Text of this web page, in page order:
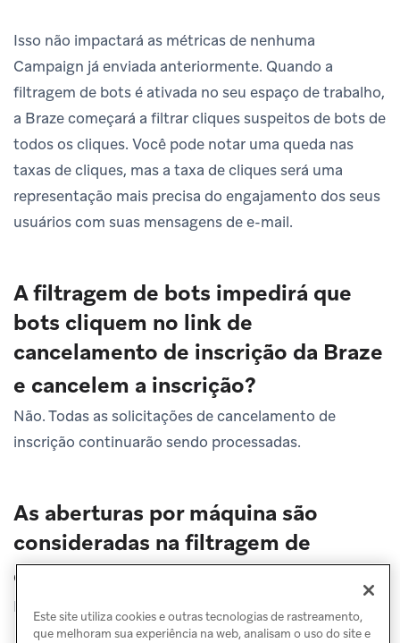
Isso não impactará as métricas de nenhuma
Campaign já enviada anteriormente. Quando a
filtragem de bots é ativada no seu espaço de trabalho,
a Braze começará a filtrar cliques suspeitos de bots de
todos os cliques. Você pode notar uma queda nas
taxas de cliques, mas a taxa de cliques será uma
representação mais precisa do engajamento dos seus
usuários com suas mensagens de e-mail.
A filtragem de bots impedirá que
bots cliquem no link de
cancelamento de inscrição da Braze
e cancelem a inscrição?
Não. Todas as solicitações de cancelamento de
inscrição continuarão sendo processadas.
As aberturas por máquina são
consideradas na filtragem de
cliques de bots?
Não.
Este site utiliza cookies e outras tecnologias de rastreamento,
que melhoram sua experiência na web, analisam o uso do site e